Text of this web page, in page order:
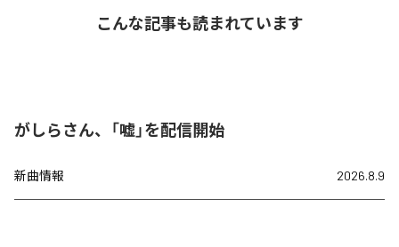
こんな記事も読まれています
がしらさん、「嘘」を配信開始
新曲情報 2026.8.9